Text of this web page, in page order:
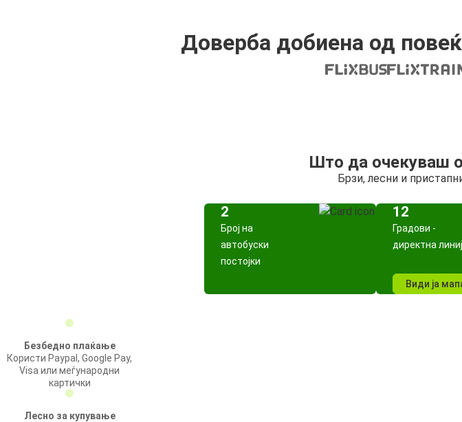
Доверба добиена од
Што да очекуваш
Брзи, лесни и
2
Број на
автобуски
постојки
12
Градови -
директна
Види ја
Безбедно плаќање
Користи Paypal, Google Pay,
Visa или меѓународни
картички
Лесно за купување